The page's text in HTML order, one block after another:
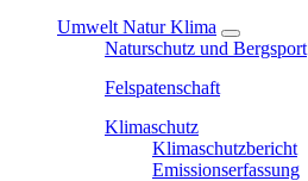
Umwelt Natur Klima
Naturschutz und Bergsport
Felspatenschaft
Klimaschutz
Klimaschutzbericht
Emissionserfassung